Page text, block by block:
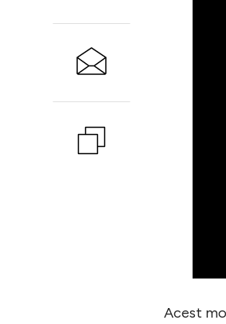
Acest